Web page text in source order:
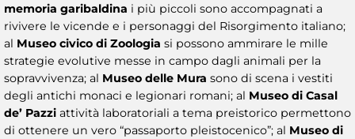
memoria garibaldina i più piccoli sono accompagnati a
rivivere le vicende e i personaggi del Risorgimento italiano;
al Museo civico di Zoologia si possono ammirare le mille
strategie evolutive messe in campo dagli animali per la
sopravvivenza; al Museo delle Mura sono di scena i vestiti
degli antichi monaci e legionari romani; al Museo di Casal
de’ Pazzi attività laboratoriali a tema preistorico permettono
di ottenere un vero “passaporto pleistocenico”; al Museo di